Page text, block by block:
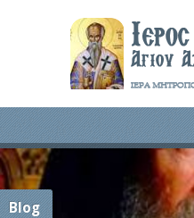
Blog